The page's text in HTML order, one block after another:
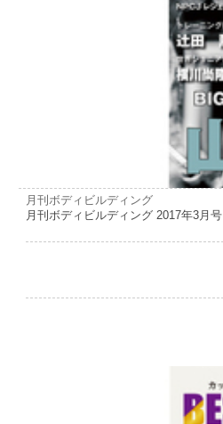
月刊ボディビルディング
月刊ボディビルディング 2017年3月号